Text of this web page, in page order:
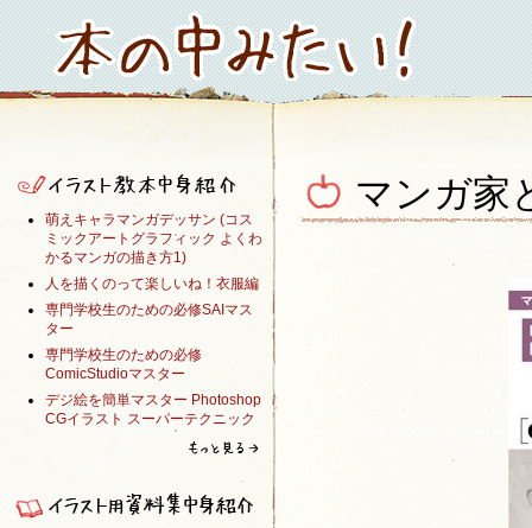
萌えキャラマンガデッサン (コス
ミックアートグラフィック よくわ
かるマンガの描き方1)
人を描くのって楽しいね！衣服編
専門学校生のための必修SAIマス
ター
専門学校生のための必修
ComicStudioマスター
デジ絵を簡単マスター Photoshop
CGイラスト スーパーテクニック
マンガ家